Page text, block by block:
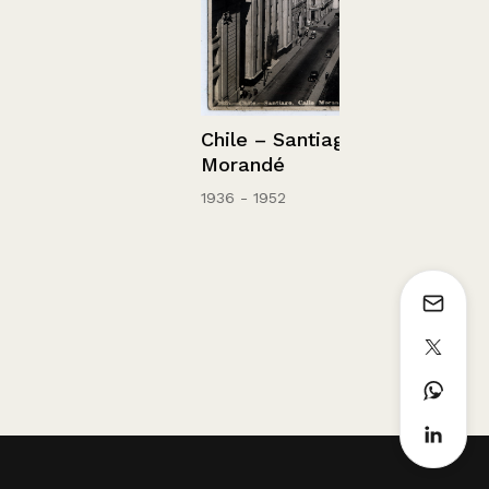
Chile – Santiago, Calle
Morandé
1936 - 1952